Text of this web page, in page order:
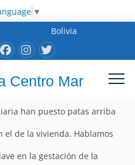
▼
Bolivia
Centro Mar
han puesto patas arriba
de la vivienda. Hablamos
en la gestación de la